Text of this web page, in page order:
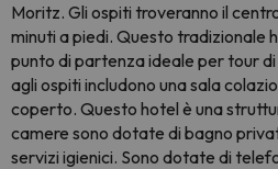
Moritz. Gli ospiti troveranno il
minuti a piedi. Questo tradizionale
punto di partenza ideale per tour
agli ospiti includono una sala
coperto. Questo hotel è una
camere sono dotate di bagno
servizi igienici. Sono dotate di